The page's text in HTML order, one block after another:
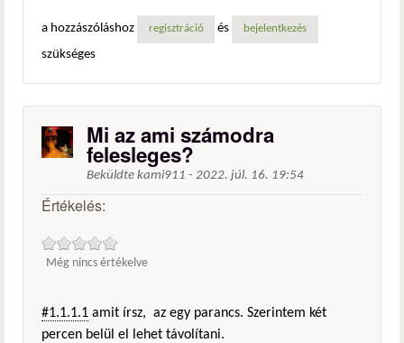
a hozzászóláshoz regisztráció és bejelentkezés
szükséges
Mi az ami számodra
felesleges?
Beküldte kami911 - 2022. júl. 16. 19:54
Értékelés:
Még nincs értékelve
#1.1.1.1 amit írsz, az egy parancs. Szerintem két
percen belül el lehet távolítani.